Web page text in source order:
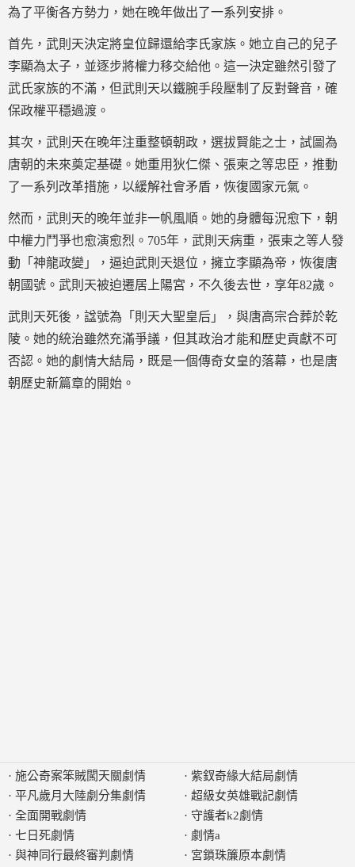
為了平衡各方勢力，她在晚年做出了一系列安排。
首先，武則天決定將皇位歸還給李氏家族。她立自己的兒子
李顯為太子，並逐步將權力移交給他。這一決定雖然引發了
武氏家族的不滿，但武則天以鐵腕手段壓制了反對聲音，確
保政權平穩過渡。
其次，武則天在晚年注重整頓朝政，選拔賢能之士，試圖為
唐朝的未來奠定基礎。她重用狄仁傑、張柬之等忠臣，推動
了一系列改革措施，以緩解社會矛盾，恢復國家元氣。
然而，武則天的晚年並非一帆風順。她的身體每況愈下，朝
中權力鬥爭也愈演愈烈。705年，武則天病重，張柬之等人發
動「神龍政變」，逼迫武則天退位，擁立李顯為帝，恢復唐
朝國號。武則天被迫遷居上陽宮，不久後去世，享年82歲。
武則天死後，諡號為「則天大聖皇后」，與唐高宗合葬於乾
陵。她的統治雖然充滿爭議，但其政治才能和歷史貢獻不可
否認。她的劇情大結局，既是一個傳奇女皇的落幕，也是唐
朝歷史新篇章的開始。
· 施公奇案笨賊闖天關劇情
· 平凡歲月大陸劇分集劇情
· 全面開戰劇情
· 七日死劇情
· 與神同行最終審判劇情
· 紫釵奇緣大結局劇情
· 超級女英雄戰記劇情
· 守護者k2劇情
· 劇情a
· 宮鎖珠簾原本劇情